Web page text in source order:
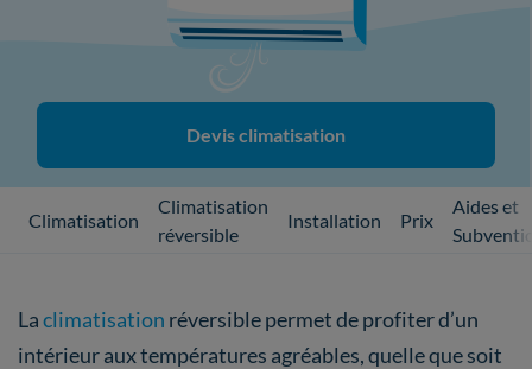
Devis climatisation
Climatisation
Climatisation
réversible
Installation Prix
Aides et
Laclimatisation réversible permet de profiter d’un
intérieur aux températures agréables, quelle que soit